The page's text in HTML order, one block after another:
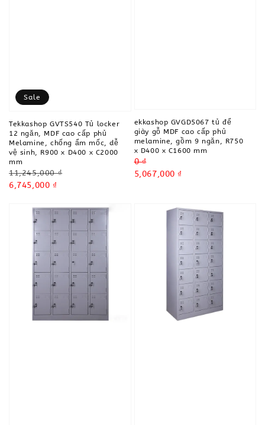
Sale
Tekkashop GVTS540 Tủ locker
12 ngăn, MDF cao cấp phủ
Melamine, chống ẩm mốc, dễ
vệ sinh, R900 x D400 x C2000
mm
Regular
price
11,245,000 ₫
Sale
6,745,000 ₫
ekkashop GVGD5067 tủ để
giày gỗ MDF cao cấp phủ
melamine, gồm 9 ngăn, R750
x D400 x C1600 mm
Regular
price
0 ₫
Sale
5,067,000 ₫